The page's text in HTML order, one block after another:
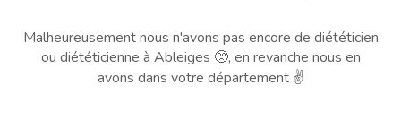
Malheureusement nous n'avons pas encore de diététicien
ou diététicienne à Ableiges 🥺, en revanche nous en
avons dans votre département ✌️